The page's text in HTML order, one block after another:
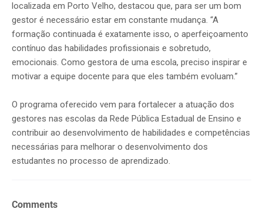
localizada em Porto Velho, destacou que, para ser um bom
gestor é necessário estar em constante mudança. “A
formação continuada é exatamente isso, o aperfeiçoamento
contínuo das habilidades profissionais e sobretudo,
emocionais. Como gestora de uma escola, preciso inspirar e
motivar a equipe docente para que eles também evoluam.”
O programa oferecido vem para fortalecer a atuação dos
gestores nas escolas da Rede Pública Estadual de Ensino e
contribuir ao desenvolvimento de habilidades e competências
necessárias para melhorar o desenvolvimento dos
estudantes no processo de aprendizado.
Comments